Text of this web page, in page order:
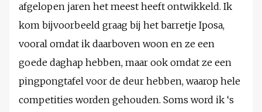
afgelopen jaren het meest heeft ontwikkeld. Ik
kom bijvoorbeeld graag bij het barretje Iposa,
vooral omdat ik daarboven woon en ze een
goede daghap hebben, maar ook omdat ze een
pingpongtafel voor de deur hebben, waarop hele
competities worden gehouden. Soms word ik ‘s